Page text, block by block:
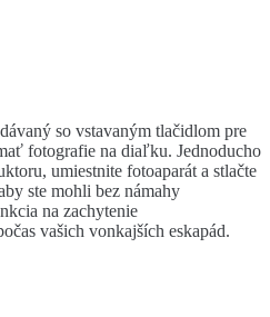
so vstavaným tlačidlom pre
fotografie na diaľku. Jednoducho
umiestnite fotoaparát a stlačte
ste mohli bez námahy
na zachytenie
vašich vonkajších eskapád.